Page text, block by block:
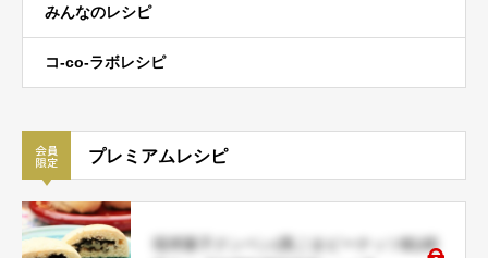
みんなのレシピ
コ-co-ラボレシピ
プレミアムレシピ
琉球菓子クンペン(黒ごまピーナッツ餡)胡